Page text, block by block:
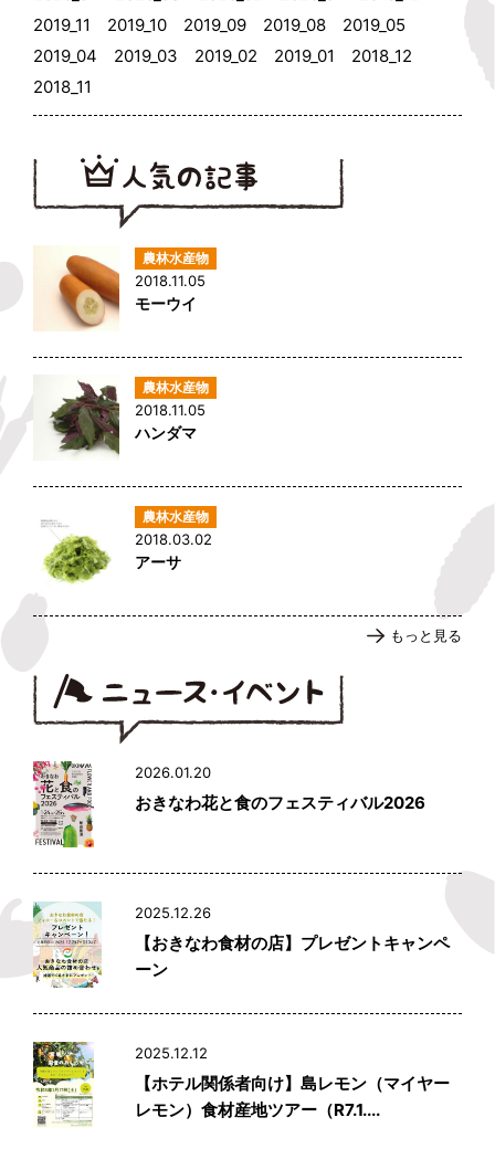
2019_11
2019_10 2019_09 2019_08
2019_05
2019_04
2019_03 2019_02 2019_01
2018_12
2018_11
2018.11.05
モーウイ
2018.11.05
ハンダマ
2018.03.02
アーサ
もっと見る
2026.01.20
おきなわ花と食のフェスティバル2026
2025.12.26
【おきなわ食材の店】プレゼントキャンペ
ーン
2025.12.12
【ホテル関係者向け】島レモン（マイヤー
レモン）食材産地ツアー（R7.1....